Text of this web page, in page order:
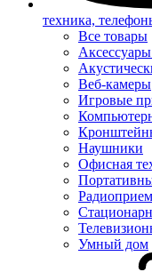
техника,
Все товары
Веб-камеры
Игровые
Наушники
Офисная
Умный дом